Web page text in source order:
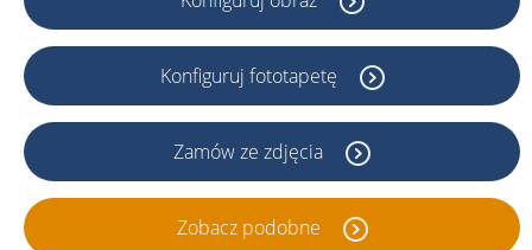
Konfiguruj fototapetę
Zamów ze zdjęcia
Zobacz podobne